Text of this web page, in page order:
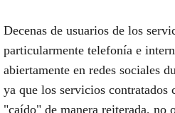
Decenas de usuarios de los
particularmente telefonía e
abiertamente en redes sociales
ya que los servicios contratados
"caído" de manera reiterada, no